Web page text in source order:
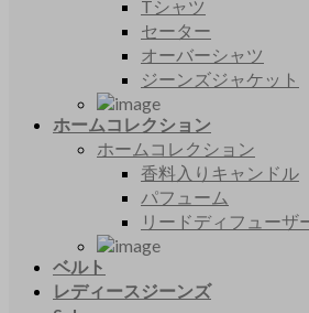
Tシャツ
セーター
オーバーシャツ
ジーンズジャケット
ホームコレクション
ホームコレクション
香料入りキャンドル
パフューム
リードディフューザ
ベルト
レディースジーンズ